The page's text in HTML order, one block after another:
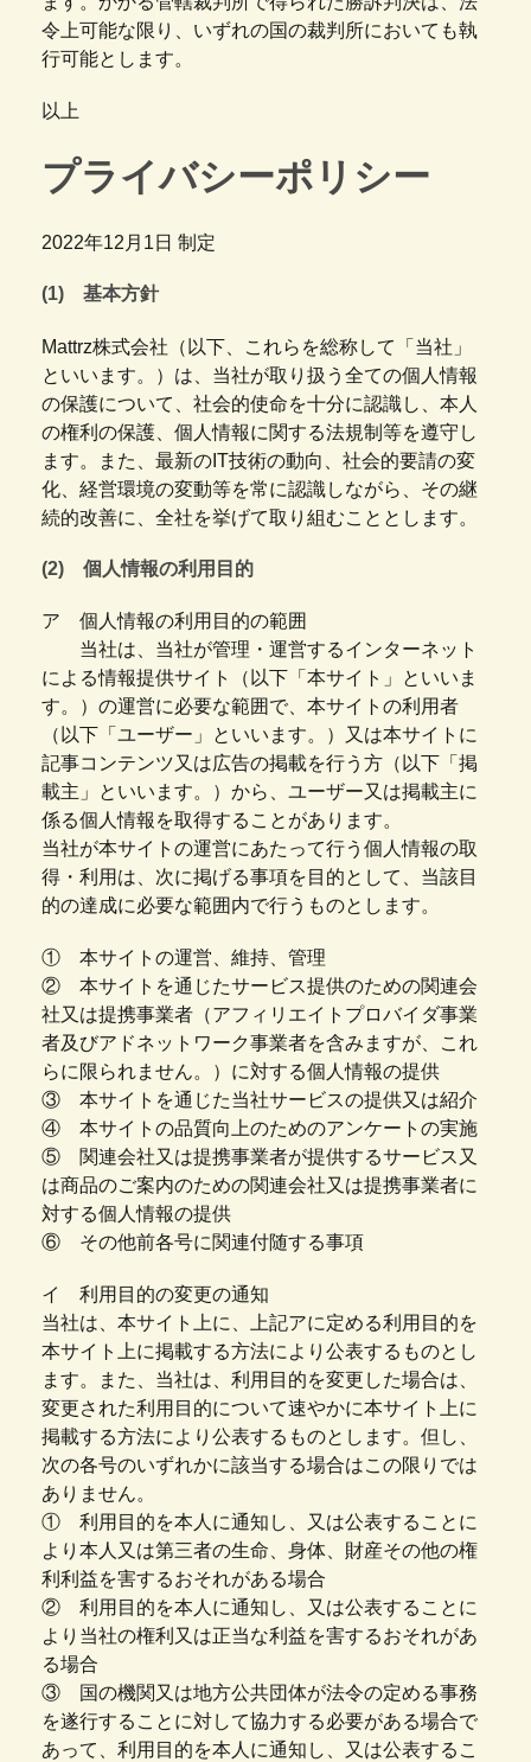
令上可能な限り、いずれの国の裁判所においても執
行可能とします。
以上
プライバシーポリシー
2022年12月1日 制定
(1) 基本方針
Mattrz株式会社（以下、これらを総称して「当社」
といいます。）は、当社が取り扱う全ての個人情報
の保護について、社会的使命を十分に認識し、本人
の権利の保護、個人情報に関する法規制等を遵守し
ます。また、最新のIT技術の動向、社会的要請の変
化、経営環境の変動等を常に認識しながら、その継
続的改善に、全社を挙げて取り組むこととします。
(2) 個人情報の利用目的
ア 個人情報の利用目的の範囲
当社は、当社が管理・運営するインターネット
による情報提供サイト（以下「本サイト」といいま
す。）の運営に必要な範囲で、本サイトの利用者
（以下「ユーザー」といいます。）又は本サイトに
記事コンテンツ又は広告の掲載を行う方（以下「掲
載主」といいます。）から、ユーザー又は掲載主に
係る個人情報を取得することがあります。
当社が本サイトの運営にあたって行う個人情報の取
得・利用は、次に掲げる事項を目的として、当該目
的の達成に必要な範囲内で行うものとします。
① 本サイトの運営、維持、管理
② 本サイトを通じたサービス提供のための関連会
社又は提携事業者（アフィリエイトプロバイダ事業
者及びアドネットワーク事業者を含みますが、これ
らに限られません。）に対する個人情報の提供
③ 本サイトを通じた当社サービスの提供又は紹介
④ 本サイトの品質向上のためのアンケートの実施
⑤ 関連会社又は提携事業者が提供するサービス又
は商品のご案内のための関連会社又は提携事業者に
対する個人情報の提供
⑥ その他前各号に関連付随する事項
イ 利用目的の変更の通知
当社は、本サイト上に、上記アに定める利用目的を
本サイト上に掲載する方法により公表するものとし
ます。また、当社は、利用目的を変更した場合は、
変更された利用目的について速やかに本サイト上に
掲載する方法により公表するものとします。但し、
次の各号のいずれかに該当する場合はこの限りでは
ありません。
① 利用目的を本人に通知し、又は公表することに
より本人又は第三者の生命、身体、財産その他の権
利利益を害するおそれがある場合
② 利用目的を本人に通知し、又は公表することに
より当社の権利又は正当な利益を害するおそれがあ
る場合
③ 国の機関又は地方公共団体が法令の定める事務
を遂行することに対して協力する必要がある場合で
あって、利用目的を本人に通知し、又は公表するこ